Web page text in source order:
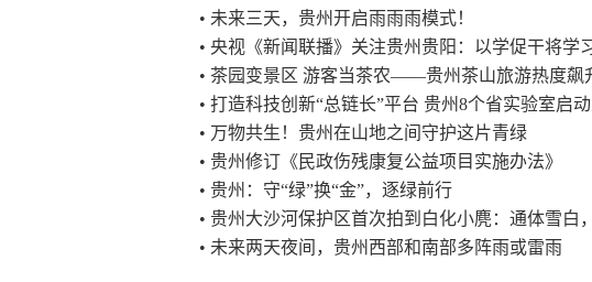
• 未来三天，贵州开启雨雨雨模式！
• 央视《新闻联播》关注贵州贵阳：以学促干将学
• 茶园变景区 游客当茶农——贵州茶山旅游热度飙
• 打造科技创新“总链长”平台 贵州8个省实验室启
• 万物共生！贵州在山地之间守护这片青绿
• 贵州修订《民政伤残康复公益项目实施办法》
• 贵州：守“绿”换“金”，逐绿前行
• 贵州大沙河保护区首次拍到白化小麂：通体雪白
• 未来两天夜间，贵州西部和南部多阵雨或雷雨